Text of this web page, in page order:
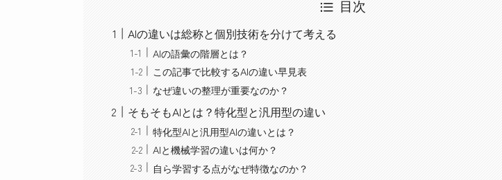
目次
AIの違いは総称と個別技術を分けて考える
AIの語彙の階層とは？
この記事で比較するAIの違い早見表
なぜ違いの整理が重要なのか？
そもそもAIとは？特化型と汎用型の違い
特化型AIと汎用型AIの違いとは？
AIと機械学習の違いは何か？
自ら学習する点がなぜ特徴なのか？